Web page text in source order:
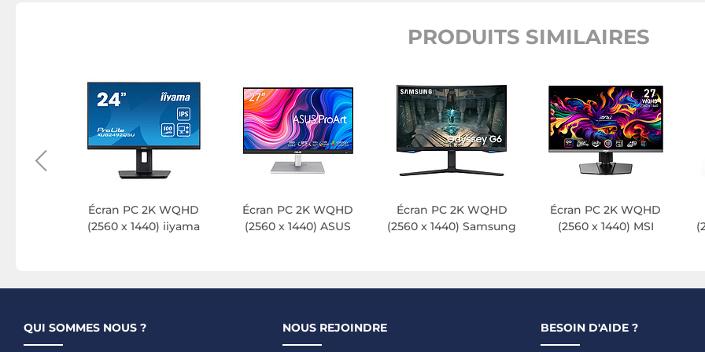
PRODUITS SIMILAIRES
Écran PC 2K WQHD
(2560 x 1440) iiyama
Écran PC 2K WQHD
(2560 x 1440) ASUS
Écran PC 2K WQHD
(2560 x 1440) Samsung
Écran PC 2K WQHD
(2560 x 1440) MSI
QUI SOMMES NOUS ? NOUS REJOINDRE BESOIN D'AIDE ?